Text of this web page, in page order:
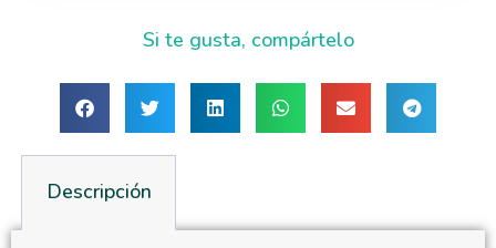
Si te gusta, compártelo
Descripción